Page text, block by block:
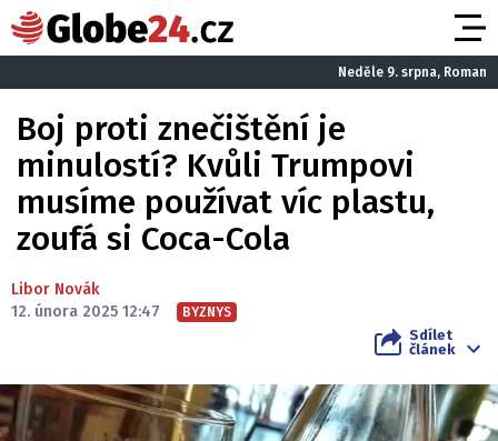
Neděle 9. srpna, Roman
Boj proti znečištění je
minulostí? Kvůli Trumpovi
musíme používat víc plastu,
zoufá si Coca-Cola
Libor Novák
12. února 2025 12:47
BYZNYS
Sdílet
článek